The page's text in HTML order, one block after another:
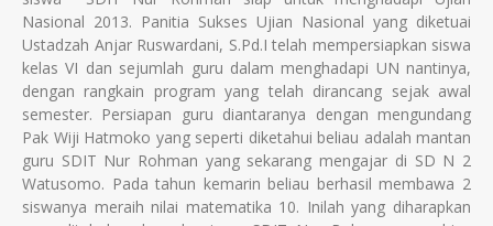
Nasional 2013. Panitia Sukses Ujian Nasional yang diketuai
Ustadzah Anjar Ruswardani, S.Pd.I telah mempersiapkan siswa
kelas VI dan sejumlah guru dalam menghadapi UN nantinya,
dengan rangkain program yang telah dirancang sejak awal
semester. Persiapan guru diantaranya dengan mengundang
Pak Wiji Hatmoko yang seperti diketahui beliau adalah mantan
guru SDIT Nur Rohman yang sekarang mengajar di SD N 2
Watusomo. Pada tahun kemarin beliau berhasil membawa 2
siswanya meraih nilai matematika 10. Inilah yang diharapkan